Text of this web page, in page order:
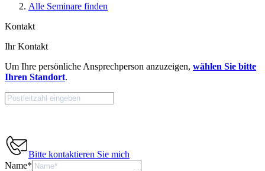
Alle Seminare finden
Kontakt
Ihr Kontakt
Um Ihre persönliche Ansprechperson anzuzeigen, wählen Sie bitte
Ihren Standort.
Bitte kontaktieren Sie mich
Name*